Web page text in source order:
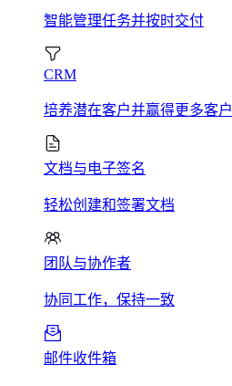
智能管理任务并按时交付
CRM
培养潜在客户并赢得更多客户
文档与电子签名
轻松创建和签署文档
团队与协作者
协同工作，保持一致
邮件收件箱